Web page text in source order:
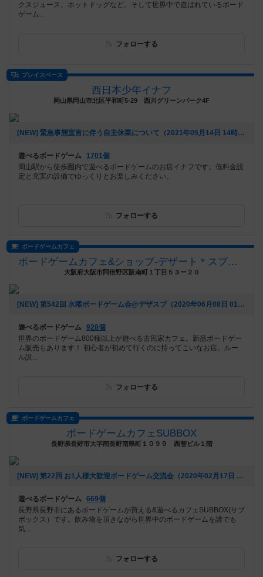
クスジュース、ホットドッグなど。そして世界中で遊ばれているボード
ゲーム...
フォローする
プレイスペース
西日本少年イナフ
岡山県岡山市北区平和町5-29 西川グリーンパーク4F
[NEW] 緊急事態宣言に伴う自主休業について（2021年05月14日 14時23分）
遊べるボードゲーム
1701個
岡山駅から徒歩圏内で遊べるボードゲームのお店イナフです。低料金設
定と充実の設備でゆっくりとお楽しみください。
フォローする
ボードゲームカフェ
ボードゲームカフェ&ショップ-デザート＊スプーン(デザスプ)
大阪府大阪市阿倍野区阪南町１丁目５３ー２０
[NEW] 第542回 水曜ボードゲーム会@デザスプ（2020年06月08日 01時35分）
遊べるボードゲーム 928個
世界のボードゲーム800種以上が遊べる古民家カフェ。新品ボードゲー
ム販売もあります！ 初心者が初めて行くのに持ってこいなお店。ルー
ル説...
フォローする
ボードゲームカフェ
ボードゲームカフェSUBBOX
長野県長野市大字南長野南県町１０９９ 西智ビル１階
[NEW] 第22回 お1人様大歓迎ボードゲーム交流会（2020年02月17日 21時47分）
遊べるボードゲーム 669個
長野県長野市にあるボードゲームが買える&遊べるカフェSUBBOX(サブ
ボックス）です。飲み物を頂きながら世界中のボードゲームを誰でも
気...
フォローする